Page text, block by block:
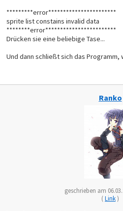
*********error***********************
sprite list constains invalid data
********error************************
Drücken sie eine beliebige Tase...
Und dann schließt sich das Programm,
Ranko
geschrieben am
(Link)